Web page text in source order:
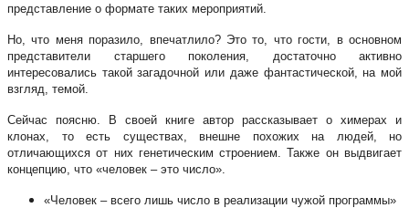
представление о формате таких мероприятий.
Но, что меня поразило, впечатлило? Это то, что гости, в основном
представители старшего поколения, достаточно активно
интересовались такой загадочной или даже фантастической, на мой
взгляд, темой.
Сейчас поясню. В своей книге автор рассказывает о химерах и
клонах, то есть существах, внешне похожих на людей, но
отличающихся от них генетическим строением. Также он выдвигает
концепцию, что «человек – это число».
«Человек – всего лишь число в реализации чужой программы»